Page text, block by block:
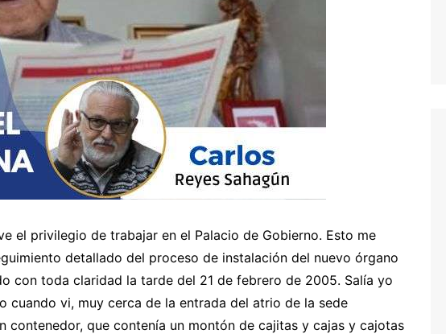
el privilegio de trabajar en el Palacio de Gobierno. Esto me
detallado del proceso de instalación del nuevo órgano
con toda claridad la tarde del 21 de febrero de 2005. Salía yo
cuando vi, muy cerca de la entrada del atrio de la sede
contenedor, que contenía un montón de cajitas y cajas y cajotas